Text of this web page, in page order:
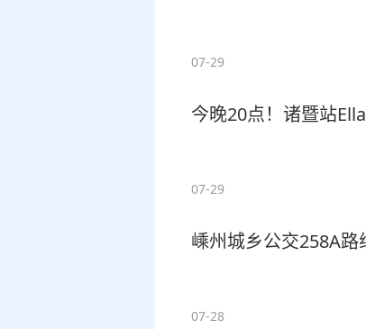
07-29
今晚20点！诸暨站
07-29
嵊州城乡公交258A
07-28